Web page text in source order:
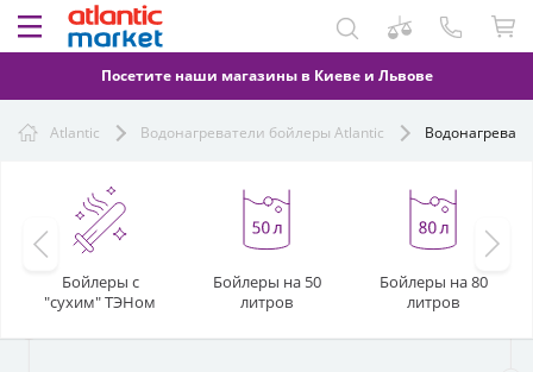
Посетите наши магазины в Киеве и Львове
Atlantic Водонагреватели бойлеры Atlantic
Бойлеры с
"сухим" ТЭНом
Бойлеры на 50
литров
Бойлеры на 80
литров